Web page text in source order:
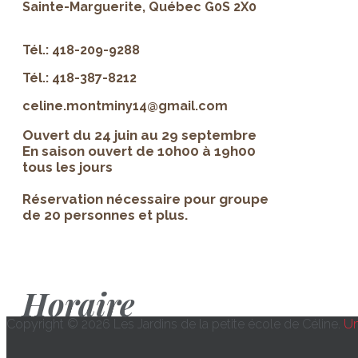
Sainte-Marguerite, Québec G0S 2X0
Tél.: 418-209-9288
Tél.: 418-387-8212
celine.montminy14@gmail.com
Ouvert du 24 juin au 29 septembre
En saison ouvert de 10h00 à 19h00
tous les jours
Réservation nécessaire pour groupe
de 20 personnes et plus.
Horaire
Copyright © 2026 Les Jardins de la petite école de Céline.